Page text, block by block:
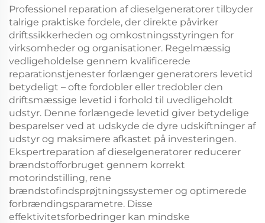
Professionel reparation af dieselgeneratorer tilbyder
talrige praktiske fordele, der direkte påvirker
driftssikkerheden og omkostningsstyringen for
virksomheder og organisationer. Regelmæssig
vedligeholdelse gennem kvalificerede
reparationstjenester forlænger generatorers levetid
betydeligt – ofte fordobler eller tredobler den
driftsmæssige levetid i forhold til uvedligeholdt
udstyr. Denne forlængede levetid giver betydelige
besparelser ved at udskyde de dyre udskiftninger af
udstyr og maksimere afkastet på investeringen.
Ekspertreparation af dieselgeneratorer reducerer
brændstofforbruget gennem korrekt
motorindstilling, rene
brændstofindsprøjtningssystemer og optimerede
forbrændingsparametre. Disse
effektivitetsforbedringer kan mindske